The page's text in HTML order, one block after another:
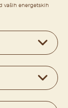
vaših energetskih